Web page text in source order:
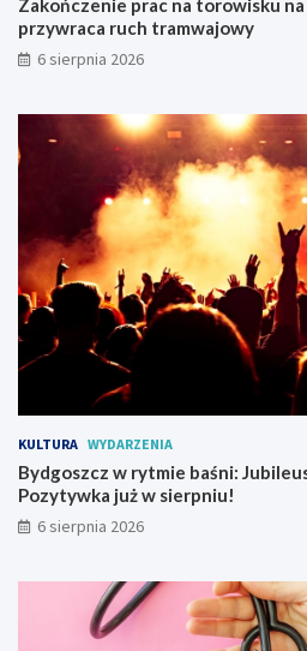
y
!
k
i
m
y
c
a
r
u
c
h
m
w
a
j
y
Zakończenie prac na torowisku
przywraca ruch tramwajowy
6 sierpnia 2026
KULTURA WYDARZENIA
Bydgoszcz w rytmie baśni:
Pozytywka już w sierpniu!
6 sierpnia 2026